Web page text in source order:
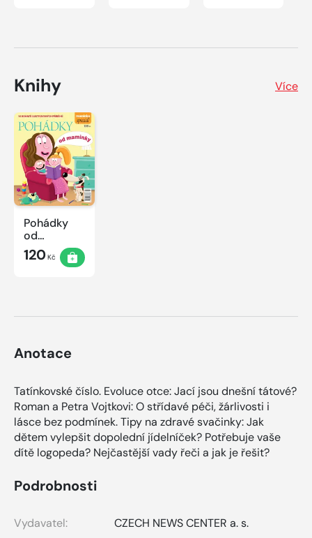
Knihy Více
Pohádky
od
maminky
120Kč
Anotace
Tatínkovské číslo. Evoluce otce: Jací jsou dnešní tátové?
Roman a Petra Vojtkovi: O střídavé péči, žárlivosti i
lásce bez podmínek. Tipy na zdravé svačinky: Jak
dětem vylepšit dopolední jídelníček? Potřebuje vaše
dítě logopeda? Nejčastější vady řeči a jak je řešit?
Podrobnosti
Vydavatel:
CZECH NEWS CENTER a. s.